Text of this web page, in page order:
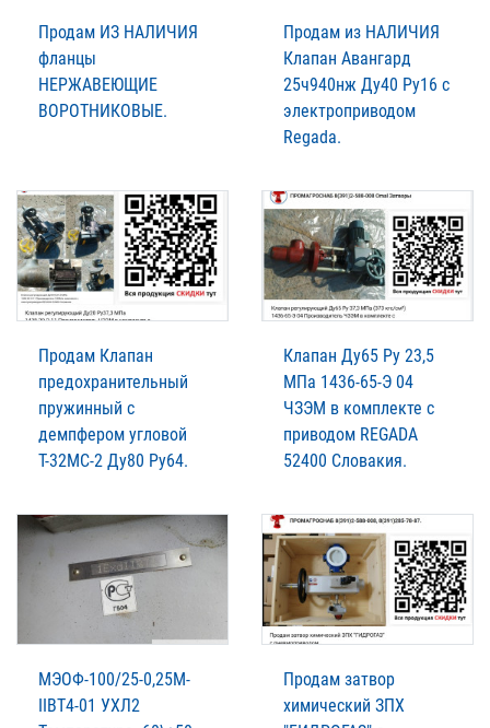
Продам ИЗ НАЛИЧИЯ
фланцы
НЕРЖАВЕЮЩИЕ
ВОРОТНИКОВЫЕ.
Продам из НАЛИЧИЯ
Клапан Авангард
25ч940нж Ду40 Ру16 с
электроприводом
Regada.
Продам Клапан
предохранительный
пружинный с
демпфером угловой
Т-32МС-2 Ду80 Ру64.
Клапан Ду65 Ру 23,5
МПа 1436-65-Э 04
ЧЗЭМ в комплекте с
приводом REGADA
52400 Словакия.
МЭОФ-100/25-0,25М-
IIВТ4-01 УХЛ2
Продам затвор
химический ЗПХ